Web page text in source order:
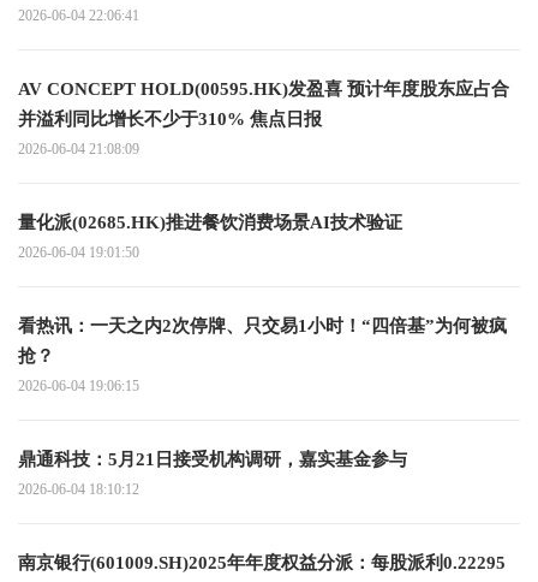
2026-06-04 22:06:41
AV CONCEPT HOLD(00595.HK)发盈喜 预计年度股东应占合
并溢利同比增长不少于310% 焦点日报
2026-06-04 21:08:09
量化派(02685.HK)推进餐饮消费场景AI技术验证
2026-06-04 19:01:50
看热讯：一天之内2次停牌、只交易1小时！“四倍基”为何被疯
抢？
2026-06-04 19:06:15
鼎通科技：5月21日接受机构调研，嘉实基金参与
2026-06-04 18:10:12
南京银行(601009.SH)2025年年度权益分派：每股派利0.22295